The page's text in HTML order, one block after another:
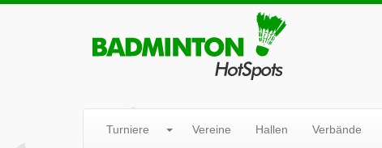
Turniere Vereine Hallen Verbände